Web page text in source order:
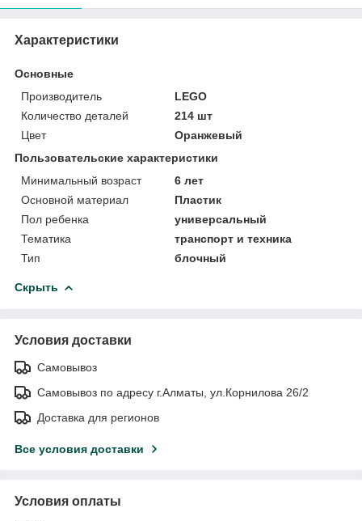
Характеристики
Основные
Производитель
LEGO
Количество деталей
214 шт
Цвет
Оранжевый
Пользовательские характеристики
Минимальный возраст
6 лет
Основной материал
Пластик
Пол ребенка
универсальный
Тематика
транспорт и техника
Тип
блочный
Скрыть
Условия доставки
Самовывоз
Самовывоз по адресу г.Алматы, ул.Корнилова 26/2
Доставка для регионов
Все условия доставки
Условия оплаты